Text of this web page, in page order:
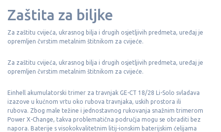
Zaštita za biljke
Za zaštitu cvijeća, ukrasnog bilja i drugih osjetljivih predmeta, uređaj je
opremljen čvrstim metalnim štitnikom za cvijeće.
Za zaštitu cvijeća, ukrasnog bilja i drugih osjetljivih predmeta, uređaj je
opremljen čvrstim metalnim štitnikom za cvijeće.
Einhell akumulatorski trimer za travnjak GE-CT 18/28 Li-Solo svladava
izazove u kućnom vrtu oko rubova travnjaka, uskih prostora ili
rubova. Zbog male težine i jednostavnog rukovanja snažnim trimerom
Power X-Change, takva problematična područja mogu se obraditi bez
napora. Baterije s visokokvalitetnim litij-ionskim baterijskim ćelijama